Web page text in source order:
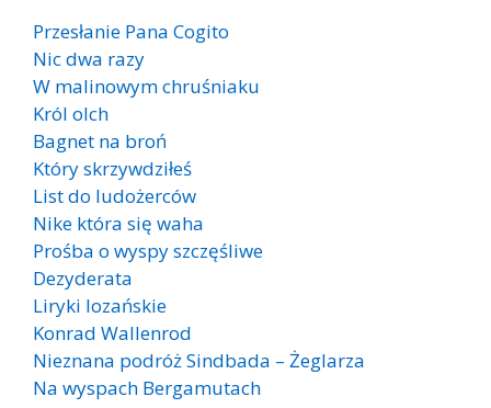
Przesłanie Pana Cogito
Nic dwa razy
W malinowym chruśniaku
Król olch
Bagnet na broń
Który skrzywdziłeś
List do ludożerców
Nike która się waha
Prośba o wyspy szczęśliwe
Dezyderata
Liryki lozańskie
Konrad Wallenrod
Nieznana podróż Sindbada – Żeglarza
Na wyspach Bergamutach